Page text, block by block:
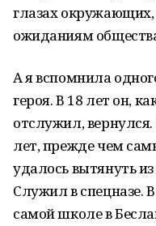
глазах окружающих,
ожиданиям
А я вспомнила
героя. В 18 лет он,
отслужил,
лет, прежде чем
удалось вытянуть
Служил в спецназе.
самой школе в